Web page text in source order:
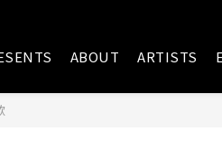
ABOUT ARTISTS